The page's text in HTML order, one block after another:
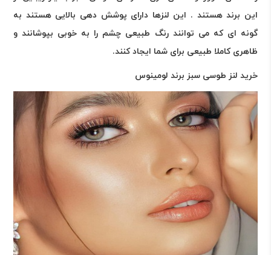
این برند هستند . این لنزها دارای پوشش دهی بالایی هستند به
گونه ای که می توانند رنگ طبیعی چشم را به خوبی بپوشانند و
ظاهری کاملا طبیعی برای شما ایجاد کنند.
خرید لنز طوسی سبز برند لومینوس